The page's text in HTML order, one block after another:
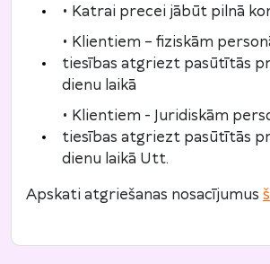
• Katrai precei jābūt pilnā
• Klientiem – fiziskām
tiesības atgriezt pasūtītās
dienu laikā
• Klientiem - Juridiskām
tiesības atgriezt pasūtītās
dienu laikā Utt.
Apskati atgriešanas nosacījumus